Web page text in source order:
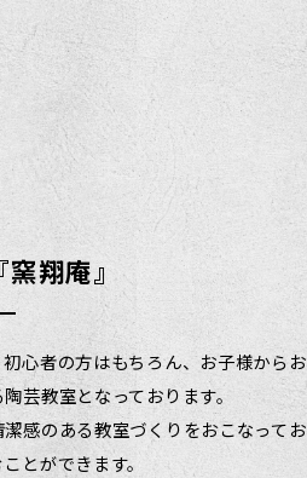
窯翔庵』
心者の方はもちろん、お子様から
芸教室となっております。
感のある教室づくりをおこなって
とができます。